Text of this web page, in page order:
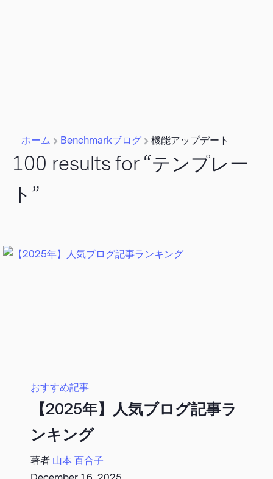
ホーム Benchmarkブログ 機能アップデート
100 results for “テンプレー
ト”
おすすめ記事
【2025年】人気ブログ記事ラ
ンキング
著者 山本 百合子